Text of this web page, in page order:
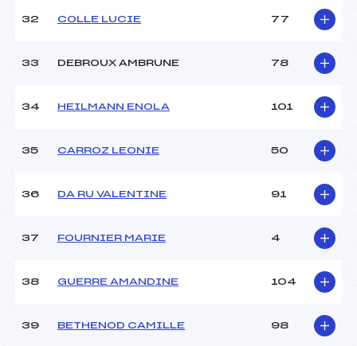
32 COLLE LUCIE 77
33 DEBROUX AMBRUNE 78
34 HEILMANN ENOLA 101
35 CARROZ LEONIE 50
36 DA RU VALENTINE 91
37 FOURNIER MARIE 4
38 GUERRE AMANDINE 104
39 BETHENOD CAMILLE 98